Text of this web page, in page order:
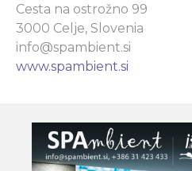
Cesta na ostrožno 99
3000 Celje, Slovenia
info@spambient.si
www.spambient.si